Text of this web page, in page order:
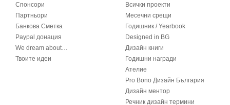
Спонсори
Партньори
Банкова Сметка
Paypal донация
We dream about…
Твоите идеи
Всички проекти
Месечни срещи
Годишник / Yearbook
Designed in BG
Дизайн книги
Годишни награди
Ателие
Pro Bono Дизайн България
Дизайн ментор
Речник дизайн термини